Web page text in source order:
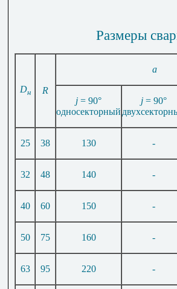
Размеры
Dн R
a
j = 90°
односекторный
j = 90°
25 38 130 -
32 48 140 -
40 60 150 -
50 75 160 -
63 95 220 -